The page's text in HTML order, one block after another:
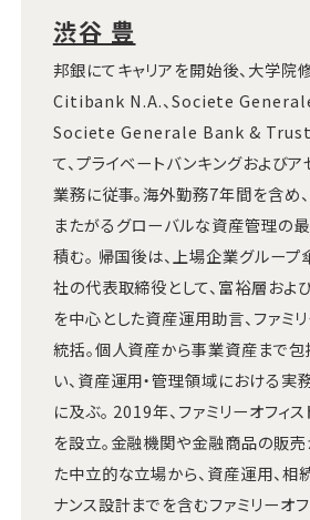
渋谷 豊
邦銀にてキャリアを開始後、大学院
Citibank N.A.、Societe Generale
Societe Generale Bank &
て、プライベートバンキングおよびア
業務に従事。海外勤務7年間を含め
またがるグローバルな資産管理の
積む。 帰国後は、上場企業グルー
社の代表取締役として、富裕層およ
を中心とした資産運用助言、ファミ
統括。個人資産から事業資産まで
い、資産運用・管理領域における
に及ぶ。 2019年、ファミリーオフィ
を設立。金融機関や金融商品の販
た中立的な立場から、資産運用、相
ナンス設計までを含むファミリーオ